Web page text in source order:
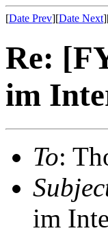
[Date Prev][Date Next
Re:
im
To:
im